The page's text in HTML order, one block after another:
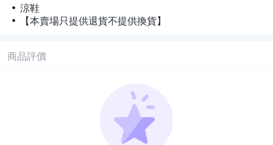
涼鞋
【本賣場只提供退貨不提供換貨】
商品評價